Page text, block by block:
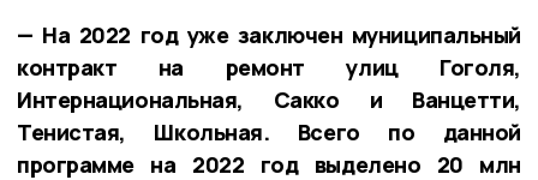
— На 2022 год уже заключен муниципальный
контракт на ремонт улиц Гоголя,
Интернациональная, Сакко и Ванцетти,
Тенистая, Школьная. Всего по данной
программе на 2022 год выделено 20 млн